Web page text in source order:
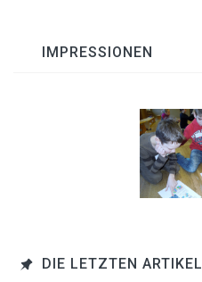
IMPRESSIONEN
DIE LETZTEN ARTIKEL